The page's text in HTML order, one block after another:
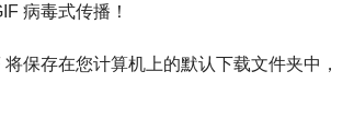
病毒式传播！
保存在您计算机上的默认下载文件夹中，